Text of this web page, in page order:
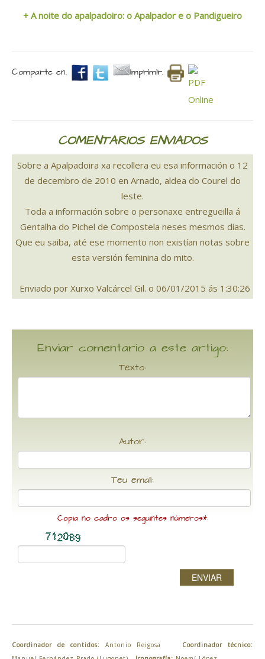
+ A noite do apalpadoiro: o Apalpador e o Pandigueiro
Comparte en. Imprimir.
COMENTARIOS ENVIADOS
Sobre a Apalpadoira xa recollera eu esa información o 12
de decembro de 2010 en Arnado, aldea do Courel do
leste.
Toda a información sobre o personaxe entregueilla á
Gentalha do Pichel de Compostela neses mesmos días.
Que eu saiba, até ese momento non existían notas sobre
esta versión feminina do mito.
Enviado por Xurxo Valcárcel Gil. o 06/01/2015 ás 1:30:26
Enviar comentario a este artigo:
Texto:
Autor:
Teu email:
Copia no cadro os seguintes números*:
ENVIAR
Coordinador de contidos: Antonio Reigosa Coordinador técnico: